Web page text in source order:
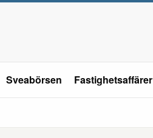
Sveabörsen Fastighetsaffärer